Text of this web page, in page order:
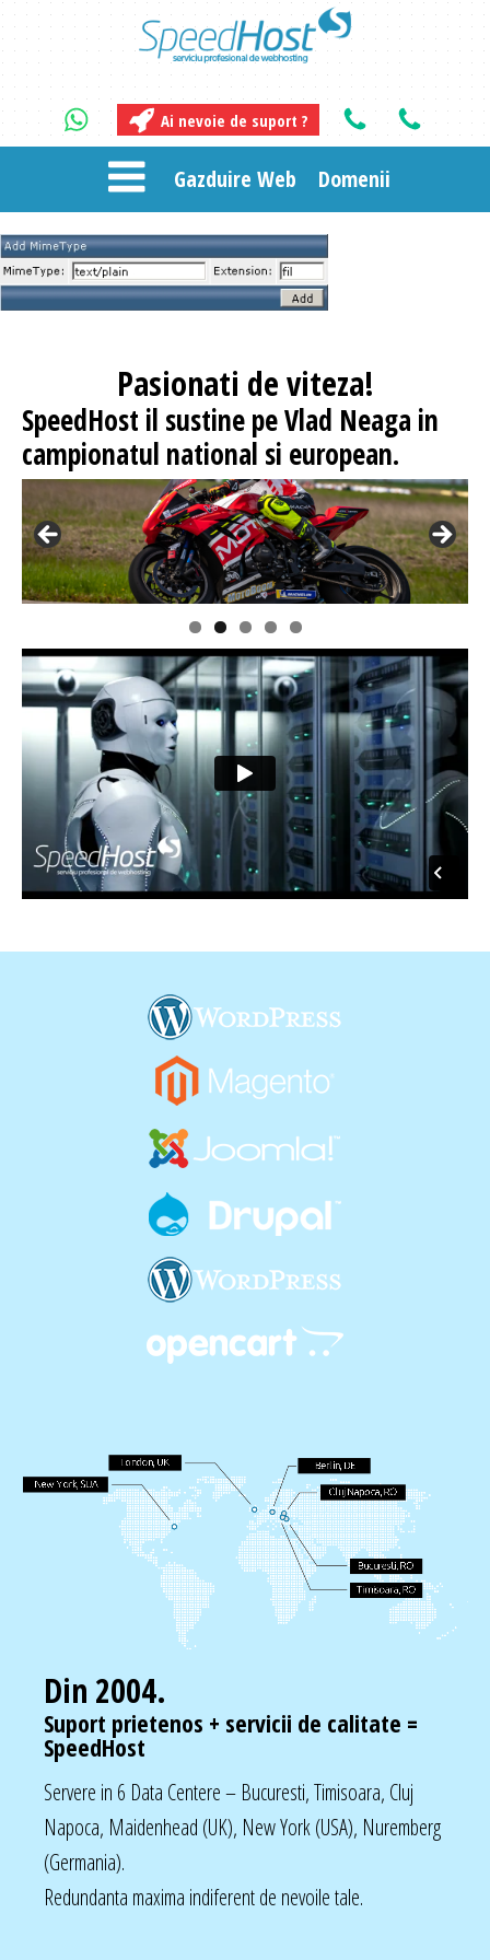
Ai nevoie de suport ?
Gazduire Web Domenii
Pasionati de viteza!
SpeedHost il sustine pe Vlad Neaga in
campionatul national si european.
Din 2004.
Suport prietenos + servicii de calitate =
SpeedHost
Servere in 6 Data Centere – Bucuresti, Timisoara, Cluj
Napoca, Maidenhead (UK), New York (USA), Nuremberg
(Germania).
Redundanta maxima indiferent de nevoile tale.